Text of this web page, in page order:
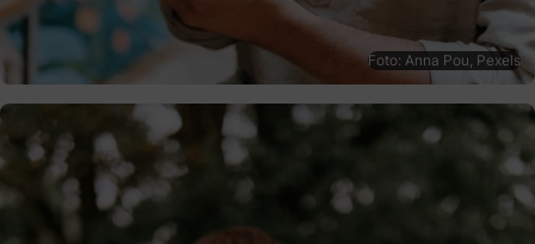
Foto: Anna Pou, Pexels